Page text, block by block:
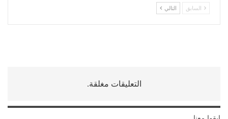
السابق التالي
التعليقات مغلقة.